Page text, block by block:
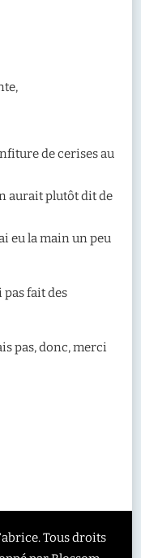
de cerises au
aurait plutôt dit de
eu la main un peu
pas fait des
pas, donc, merci
Tous droits